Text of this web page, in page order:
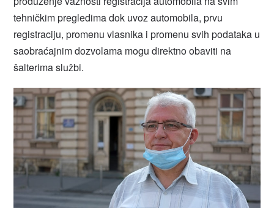
tehničkim pregledima dok uvoz automobila, prvu
registraciju, promenu vlasnika i promenu svih podataka u
saobraćajnim dozvolama mogu direktno obaviti na
šalterima službi.